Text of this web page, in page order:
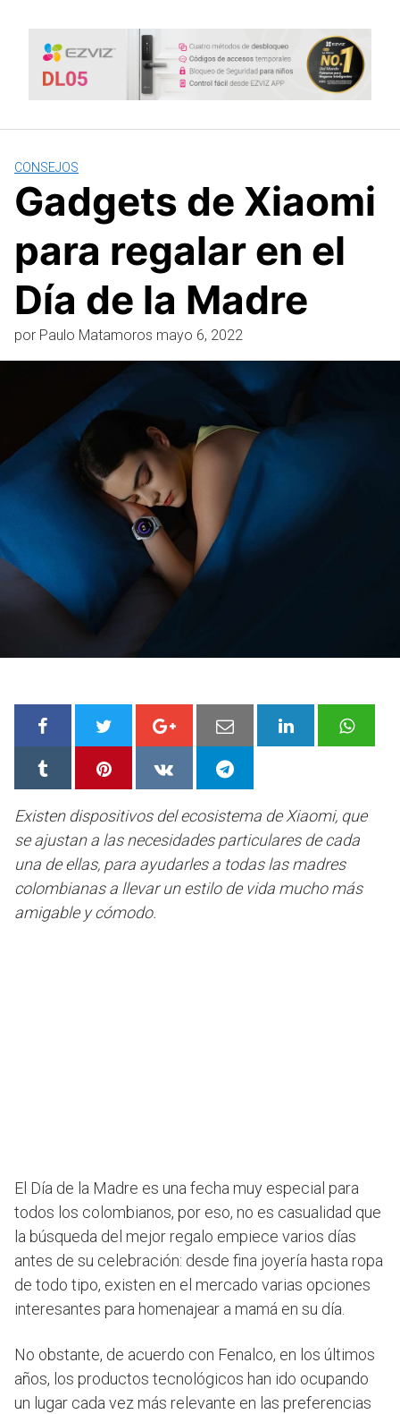
contenido
CONSEJOS
Gadgets de Xiaomi
para regalar en el
Día de la Madre
por Paulo Matamoros mayo 6, 2022
Existen dispositivos del ecosistema de Xiaomi, que
se ajustan a las necesidades particulares de cada
una de ellas, para ayudarles a todas las madres
colombianas a llevar un estilo de vida mucho más
amigable y cómodo.
El Día de la Madre es una fecha muy especial para
todos los colombianos, por eso, no es casualidad que
la búsqueda del mejor regalo empiece varios días
antes de su celebración: desde fina joyería hasta ropa
de todo tipo, existen en el mercado varias opciones
interesantes para homenajear a mamá en su día.
No obstante, de acuerdo con Fenalco, en los últimos
años, los productos tecnológicos han ido ocupando
un lugar cada vez más relevante en las preferencias